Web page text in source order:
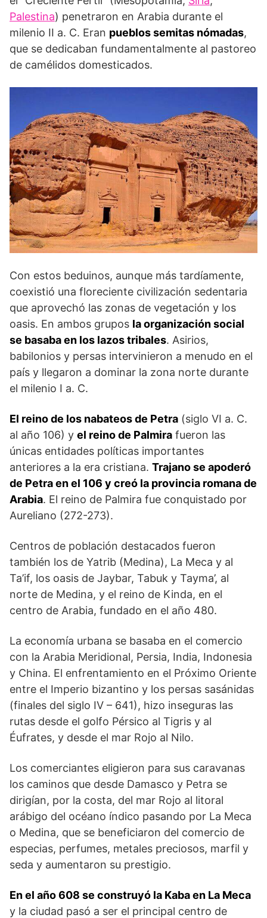
Palestina) penetraron en Arabia durante el
milenio II a. C. Eran pueblos semitas nómadas,
que se dedicaban fundamentalmente al pastoreo
de camélidos domesticados.
Con estos beduinos, aunque más tardíamente,
coexistió una floreciente civilización sedentaria
que aprovechó las zonas de vegetación y los
oasis. En ambos grupos la organización social
se basaba en los lazos tribales. Asirios,
babilonios y persas intervinieron a menudo en el
país y llegaron a dominar la zona norte durante
el milenio I a. C.
El reino de los nabateos de Petra (siglo VI a. C.
al año 106) y el reino de Palmira fueron las
únicas entidades políticas importantes
anteriores a la era cristiana. Trajano se apoderó
de Petra en el 106 y creó la provincia romana de
Arabia. El reino de Palmira fue conquistado por
Aureliano (272-273).
Centros de población destacados fueron
también los de Yatrib (Medina), La Meca y al
Ta’if, los oasis de Jaybar, Tabuk y Tayma’, al
norte de Medina, y el reino de Kinda, en el
centro de Arabia, fundado en el año 480.
La economía urbana se basaba en el comercio
con la Arabia Meridional, Persia, India, Indonesia
y China. El enfrentamiento en el Próximo Oriente
entre el Imperio bizantino y los persas sasánidas
(finales del siglo IV – 641), hizo inseguras las
rutas desde el golfo Pérsico al Tigris y al
Éufrates, y desde el mar Rojo al Nilo.
Los comerciantes eligieron para sus caravanas
los caminos que desde Damasco y Petra se
dirigían, por la costa, del mar Rojo al litoral
arábigo del océano índico pasando por La Meca
o Medina, que se beneficiaron del comercio de
especias, perfumes, metales preciosos, marfil y
seda y aumentaron su prestigio.
En el año 608 se construyó la Kaba en La Meca
y la ciudad pasó a ser el principal centro de